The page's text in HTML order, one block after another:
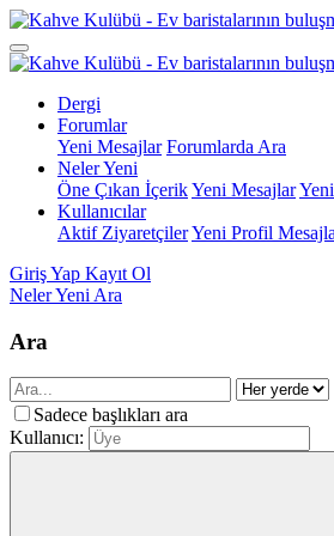
Dergi
Forumlar
Yeni Mesajlar Forumlarda Ara
Neler Yeni
Öne Çıkan İçerikYeni Mesajlar
Kullanıcılar
Aktif ZiyaretçilerYeni Profil
Giriş Yap Kayıt Ol
Neler Yeni Ara
Ara
Sadece başlıkları ara
Kullanıcı: